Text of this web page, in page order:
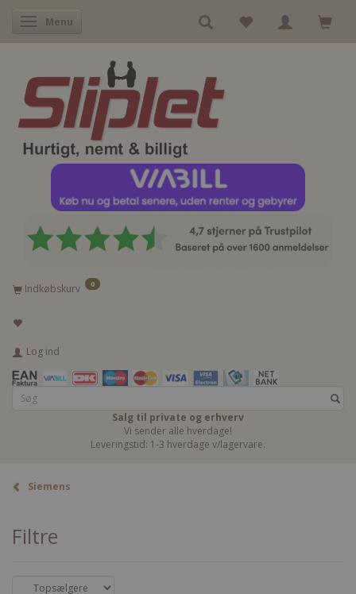
Skifte navigation
Menu
Indkøbskurv 0
Log ind
Salg til private og erhverv
Vi sender alle hverdage!
Leveringstid: 1-3 hverdage v/lagervare.
Siemens
Filtre